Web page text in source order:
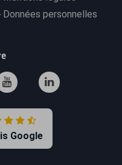
Données personnelles
Google